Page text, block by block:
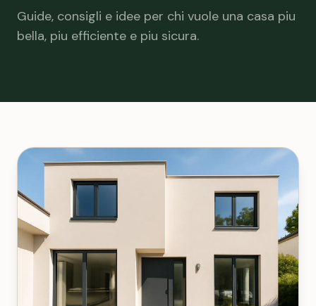
Guide, consigli e idee per chi vuole una casa piu
bella, piu efficiente e piu sicura.